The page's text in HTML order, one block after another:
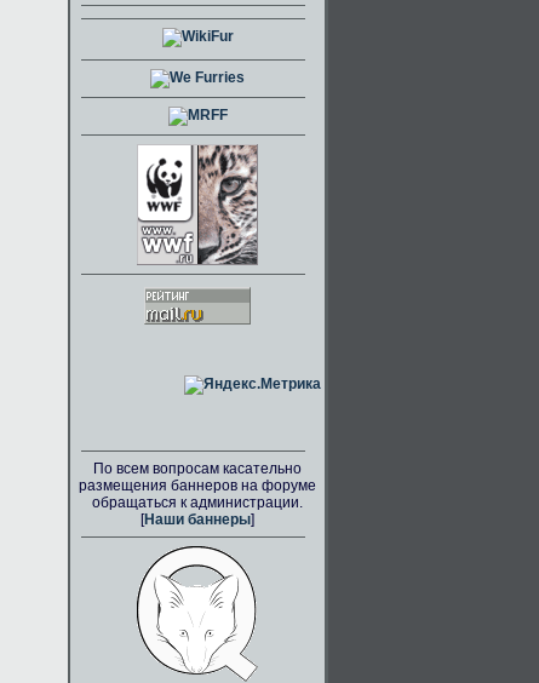
По всем вопросам касательно
размещения баннеров на форуме
обращаться к администрации.
[Наши баннеры]